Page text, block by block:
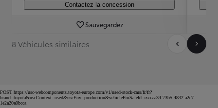
Contactez la concession
Sauvegardez
8 Véhicules similaires
POST https://usc-webcomponents.toyota-europe.com/v1/used-stock-cars/fr/fr?
brand=toyota&uscContext=used&uscEnv=production&vehicleForSaleId=eeaeaa34-73b5-4832-a2e7-
1e2a20a0bcca